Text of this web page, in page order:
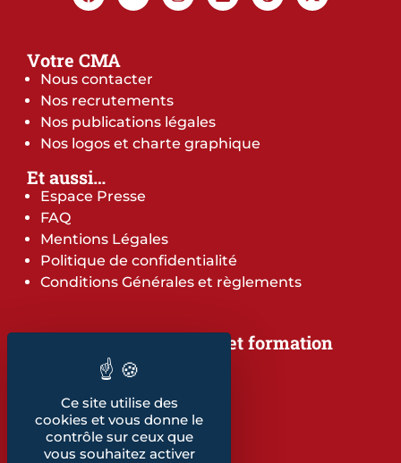
Votre CMA
Nous contacter
Nos recrutements
Nos publications légales
Nos logos et charte graphique
Et aussi…
Espace Presse
FAQ
Mentions Légales
Politique de confidentialité
Conditions Générales et règlements
Notre offre de services et formation
Notre offre de services
Notre offre de formation
Notre dépliant formation
Les indicateurs
Nos publications
Ce site utilise des
cookies et vous donne le
contrôle sur ceux que
vous souhaitez activer